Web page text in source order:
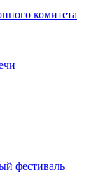
комитета
фестиваль